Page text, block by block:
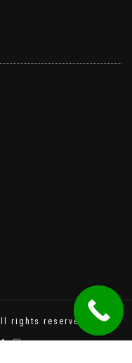
rights reserved